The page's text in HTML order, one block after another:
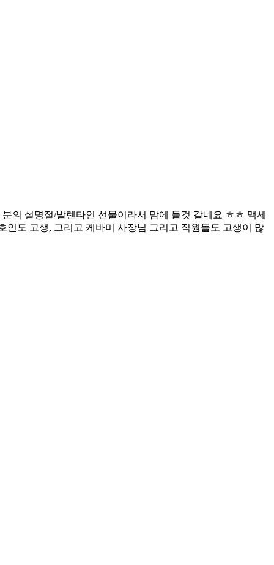
의 설명절/발렌타인 선물이라서 맘에 들것 같네요 ㅎㅎ 맥세
도 고생, 그리고 케바미 사장님 그리고 직원들도 고생이 많